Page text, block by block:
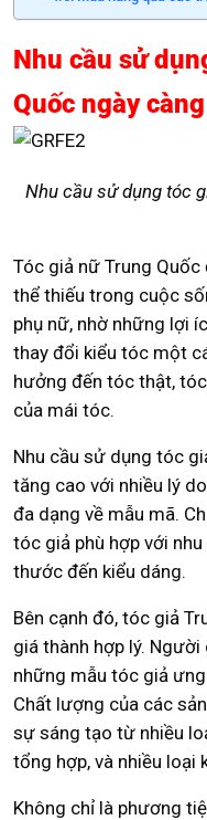
Nhu cầu sử
Quốc ngày
Nhu cầu sử dụng tóc
Tóc giả nữ Trung
thể thiếu trong cuộc
phụ nữ, nhờ những lợi
thay đổi kiểu tóc một
hưởng đến tóc thật,
của mái tóc.
Nhu cầu sử dụng tóc
tăng cao với nhiều lý
đa dạng về mẫu mã.
tóc giả phù hợp với
thước đến kiểu dáng.
Bên cạnh đó, tóc giả
giá thành hợp lý.
những mẫu tóc giả
Chất lượng của các
sự sáng tạo từ nhiều
tổng hợp, và nhiều loại
Không chỉ là phương